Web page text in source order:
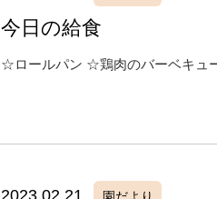
今日の給食
☆ロールパン ☆鶏肉のバーベキュ
2023.02.21